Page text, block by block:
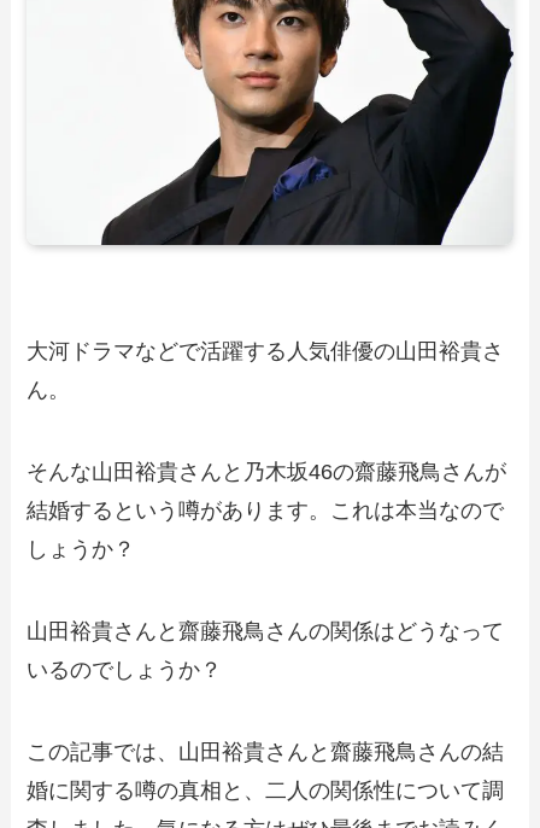
大河ドラマなどで活躍する人気俳優の山田裕貴さ
ん。
そんな山田裕貴さんと乃木坂46の齋藤飛鳥さんが
結婚するという噂があります。これは本当なので
しょうか？
山田裕貴さんと齋藤飛鳥さんの関係はどうなって
いるのでしょうか？
この記事では、山田裕貴さんと齋藤飛鳥さんの結
婚に関する噂の真相と、二人の関係性について調